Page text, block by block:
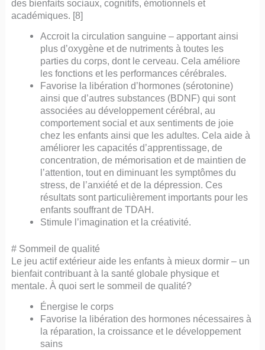
des bienfaits sociaux, cognitifs, émotionnels et
académiques. [8]
Accroit la circulation sanguine – apportant ainsi
plus d’oxygène et de nutriments à toutes les
parties du corps, dont le cerveau. Cela améliore
les fonctions et les performances cérébrales.
Favorise la libération d’hormones (sérotonine)
ainsi que d’autres substances (BDNF) qui sont
associées au développement cérébral, au
comportement social et aux sentiments de joie
chez les enfants ainsi que les adultes. Cela aide à
améliorer les capacités d’apprentissage, de
concentration, de mémorisation et de maintien de
l’attention, tout en diminuant les symptômes du
stress, de l’anxiété et de la dépression. Ces
résultats sont particulièrement importants pour les
enfants souffrant de TDAH.
Stimule l’imagination et la créativité.
# Sommeil de qualité
Le jeu actif extérieur aide les enfants à mieux dormir – un
bienfait contribuant à la santé globale physique et
mentale. À quoi sert le sommeil de qualité?
Énergise le corps
Favorise la libération des hormones nécessaires à
la réparation, la croissance et le développement
sains